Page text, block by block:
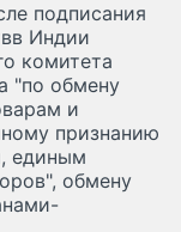
подписания
Индии
комитета
"по обмену
и
признанию
единым
обмену